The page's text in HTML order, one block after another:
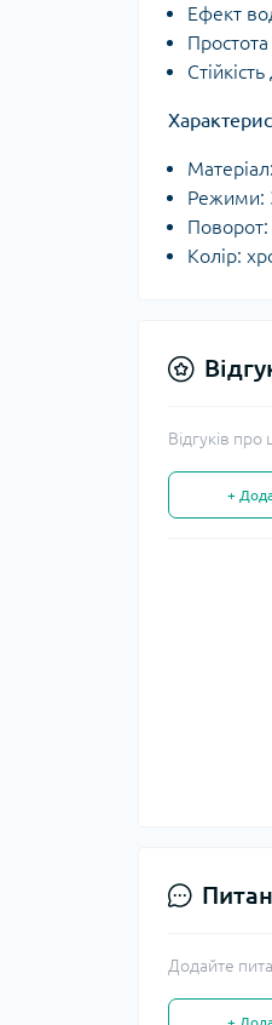
Ефект
Простота
Режими:
Поворот:
Колір:
Відгуків
+
Додайте